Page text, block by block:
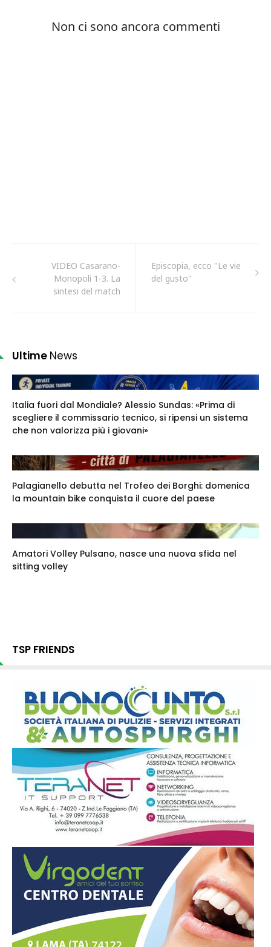
VIDEO Casarano-
Monopoli 1-3. La
sintesi del match
Episcopia, ecco "Le vie
del gusto"
Ultime News
Italia fuori dal Mondiale? Alessio Sundas: «Prima di
scegliere il commissario tecnico, si ripensi un sistema
che non valorizza più i giovani»
Palagianello debutta nel Trofeo dei Borghi: domenica
la mountain bike conquista il cuore del paese
Amatori Volley Pulsano, nasce una nuova sfida nel
sitting volley
TSP FRIENDS